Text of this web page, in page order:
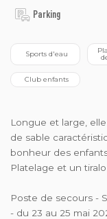
Parking
Sports d'eau
Club enfants
Longue et large,
de sable
bonheur des
Platelage et un
Poste de secours -
- du 23 au 25 mai